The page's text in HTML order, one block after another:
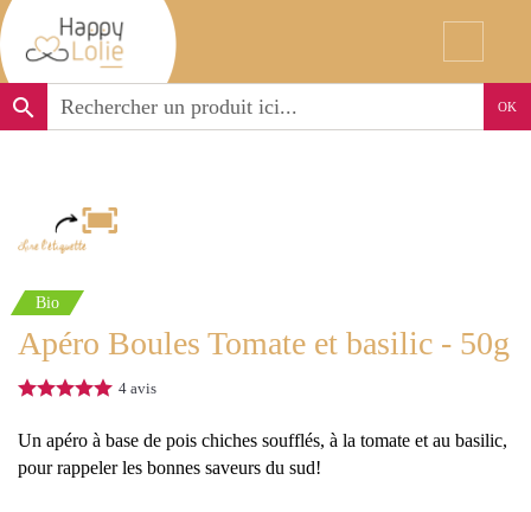
search OK
Bio
Apéro Boules Tomate et basilic - 50g
4 avis
Un apéro à base de pois chiches soufflés, à la tomate et au basilic,
pour rappeler les bonnes saveurs du sud!